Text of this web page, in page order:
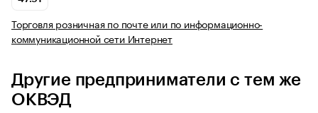
Торговля розничная по почте или по информационно-
коммуникационной сети Интернет
Другие предприниматели с тем же
ОКВЭД